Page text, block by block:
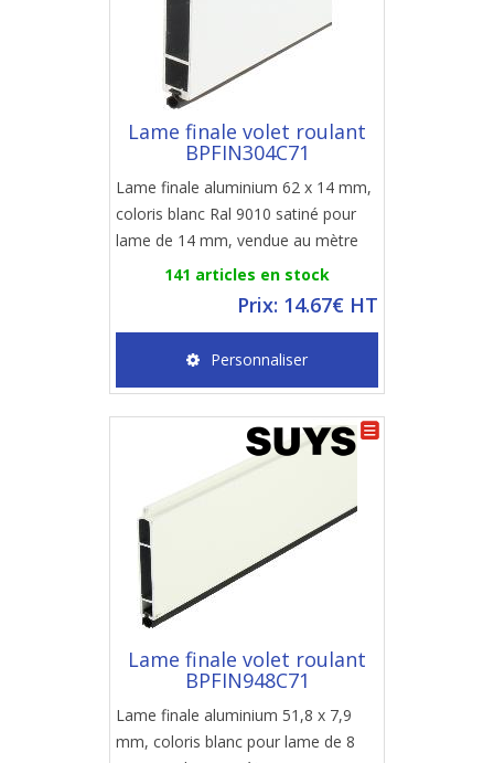
Lame finale volet roulant
BPFIN304C71
Lame finale aluminium 62 x 14 mm,
coloris blanc Ral 9010 satiné pour
lame de 14 mm, vendue au mètre
141 articles en stock
Prix: 14.67€ HT
Personnaliser
Lame finale volet roulant
BPFIN948C71
Lame finale aluminium 51,8 x 7,9
mm, coloris blanc pour lame de 8